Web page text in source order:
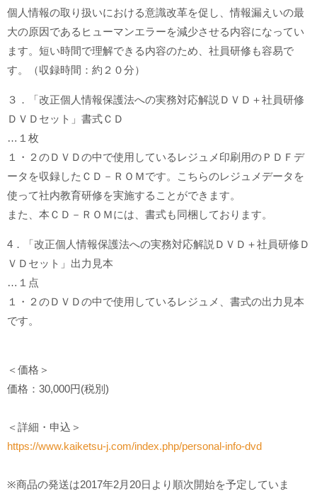
個人情報の取り扱いにおける意識改革を促し、情報漏えいの最
大の原因であるヒューマンエラーを減少させる内容になってい
ます。短い時間で理解できる内容のため、社員研修も容易で
す。（収録時間：約２０分）
３．「改正個人情報保護法への実務対応解説ＤＶＤ＋社員研修
ＤＶＤセット」書式ＣＤ
…１枚
１・２のＤＶＤの中で使用しているレジュメ印刷用のＰＤＦデ
ータを収録したＣＤ－ＲＯＭです。こちらのレジュメデータを
使って社内教育研修を実施することができます。
また、本ＣＤ－ＲＯＭには、書式も同梱しております。
4．「改正個人情報保護法への実務対応解説ＤＶＤ＋社員研修Ｄ
ＶＤセット」出力見本
…１点
１・２のＤＶＤの中で使用しているレジュメ、書式の出力見本
です。
＜価格＞
価格：30,000円(税別)
＜詳細・申込＞
https://www.kaiketsu-j.com/index.php/personal-info-dvd
※商品の発送は2017年2月20日より順次開始を予定していま